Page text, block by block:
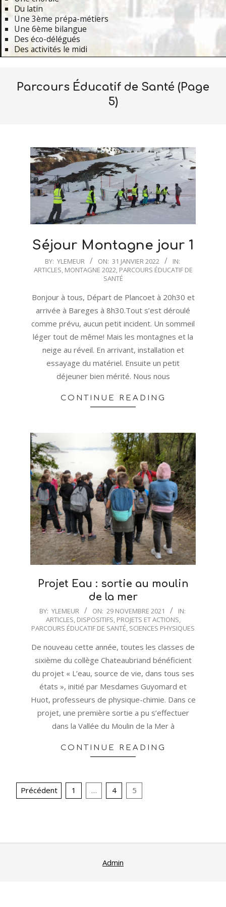
Du latin
Une 3ème prépa-métiers
Une 6ème bilangue
Des éco-délégués
Des activités le midi
Menu
Parcours Éducatif de Santé (Page
5)
Séjour Montagne jour 1
2022-
01-
BY: YLEMEUR ON: 31 JANVIER 2022
IN:
ARTICLES MONTAGNE 2022 PARCOURS ÉDUCATIF DE
SANTÉ
Bonjour à tous, Départ de Plancoet à 20h30 et
arrivée à Bareges à 8h30.Tout s’est déroulé
comme prévu, aucun petit incident. Un sommeil
léger tout de même! Mais les montagnes et la
neige au réveil. En arrivant, installation et
essayage du matériel. Ensuite un petit
déjeuner bien mérité. Nous nous
CONTINUE READING
Projet Eau : sortie au moulin
de la mer
2021-
BY: YLEMEUR ON: 29 NOVEMBRE 2021
IN:
ARTICLES, DISPOSITIFS, PROJETS ET ACTIONS,
PARCOURS ÉDUCATIF DE SANTÉ, SCIENCES PHYSIQUES
De nouveau cette année, toutes les classes de
sixième du collège Chateaubriand bénéficient
du projet « L’eau, source de vie, dans tous ses
états », initié par Mesdames Guyomard et
Huot, professeurs de physique-chimie. Dans ce
projet, une première sortie a pu s’effectuer
dans la Vallée du Moulin de la Mer à
CONTINUE READING
Pagination
Précédent 1 … 4 5
Admin